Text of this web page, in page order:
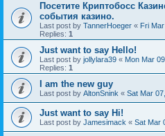
Посетите Криптобосс
события казино.
Last post by TannerHoeger « Fri
Replies: 1
Just want to say Hello!
Last post by jollylara39 « Mon Mar
Replies: 1
I am the new guy
Last post by AltonSnink « Sat Mar
Just want to say Hi!
Last post by Jamesimack « Sat Mar